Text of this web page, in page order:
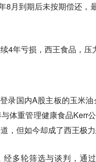
8月到期后未按期偿还，
4年亏损，西王食品，
录国内A股主板的玉米
体重管理健康食品Kerr
，但如今却成了西王极力
多轮筛选与谈判，通